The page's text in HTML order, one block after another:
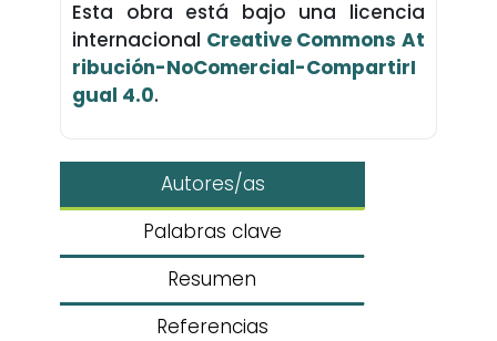
Esta obra está bajo una licencia
internacional Creative Commons At
ribución-NoComercial-CompartirI
gual 4.0.
Autores/as
Palabras clave
Resumen
Referencias